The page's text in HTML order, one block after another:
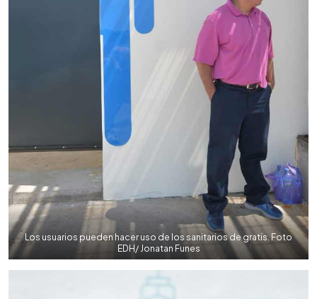
Los usuarios pueden hacer uso de los sanitarios de gratis. Foto
EDH/ Jonatan Funes